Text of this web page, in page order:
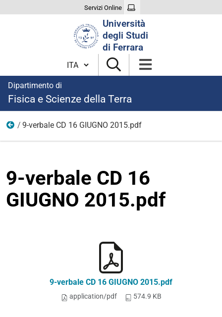
Servizi Online
Università
degli Studi
di Ferrara
Cambia lingua
Dipartimento di
Fisica e Scienze della Terra
2015
9-verbale CD 16 GIUGNO 2015.pdf
9-verbale CD 16
GIUGNO 2015.pdf
9-verbale CD 16 GIUGNO 2015.pdf
application/pdf 574.9 KB